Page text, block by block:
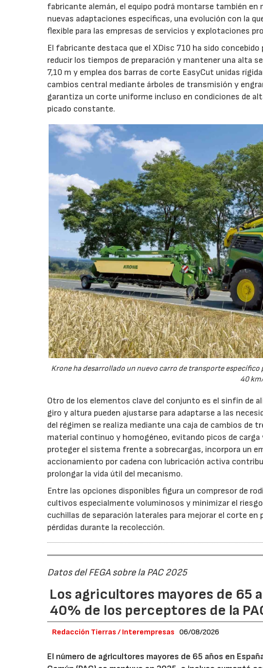
fabricante alemán, el equipo podrá montarse también en
nuevas adaptaciones específicas, una evolución con la
flexible para las empresas de servicios y explotaciones
El fabricante destaca que el XDisc 710 ha sido
reducir los tiempos de preparación y mantener una alta
7,10 m y emplea dos barras de corte EasyCut unidas
cambios central mediante árboles de transmisión y
garantiza un corte uniforme incluso en condiciones de
picado constante.
Krone ha desarrollado un nuevo carro de transporte
40
Otro de los elementos clave del conjunto es el sinfín de
giro y altura pueden ajustarse para adaptarse a las
del régimen se realiza mediante una caja de cambios de
material continuo y homogéneo, evitando picos de carga
proteger el sistema frente a sobrecargas, incorpora un
accionamiento por cadena con lubricación activa
prolongar la vida útil del mecanismo.
Entre las opciones disponibles figura un compresor de
cultivos especialmente voluminosos y minimizar el
cuchillas de separación laterales para mejorar el corte
pérdidas durante la recolección.
Datos del FEGA sobre la PAC 2025
Los agricultores mayores de 65
40% de los perceptores de la
Redacción Tierras / Interempresas 06/08/2026
El número de agricultores mayores de 65 años en